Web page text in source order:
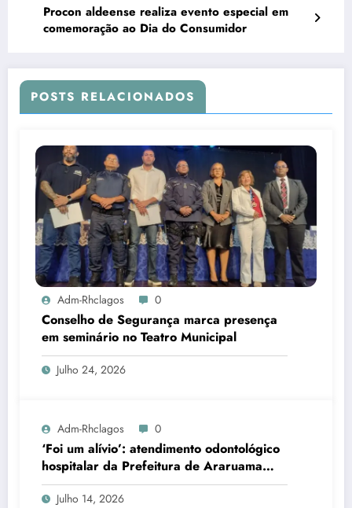
Procon aldeense realiza evento especial em
comemoração ao Dia do Consumidor
POSTS RELACIONADOS
Adm-Rhclagos 0
Conselho de Segurança marca presença
em seminário no Teatro Municipal
Julho 24, 2026
Adm-Rhclagos 0
‘Foi um alívio’: atendimento odontológico
hospitalar da Prefeitura de Araruama
transforma rotina de famílias atípicas
Julho 14, 2026